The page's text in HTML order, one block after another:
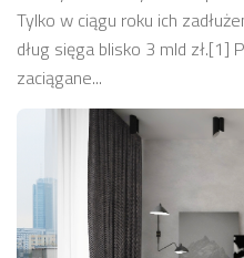
Tylko w ciągu roku ich
dług sięga blisko 3 mld
zaciągane...